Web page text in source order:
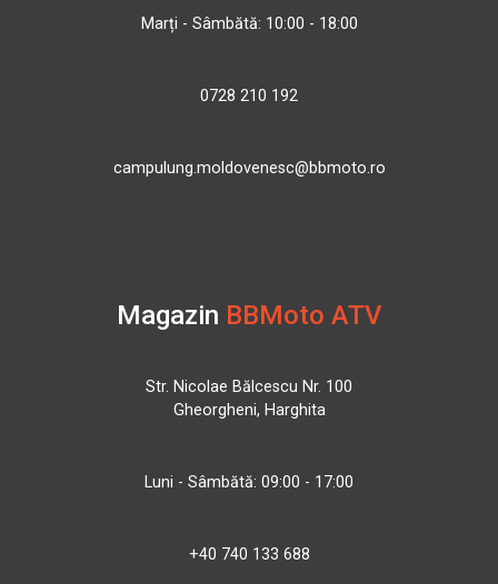
Marți - Sâmbătă: 10:00 - 18:00
0728 210 192
campulung.moldovenesc@bbmoto.ro
Magazin BBMoto ATV
Str. Nicolae Bălcescu Nr. 100
Gheorgheni, Harghita
Luni - Sâmbătă: 09:00 - 17:00
+40 740 133 688